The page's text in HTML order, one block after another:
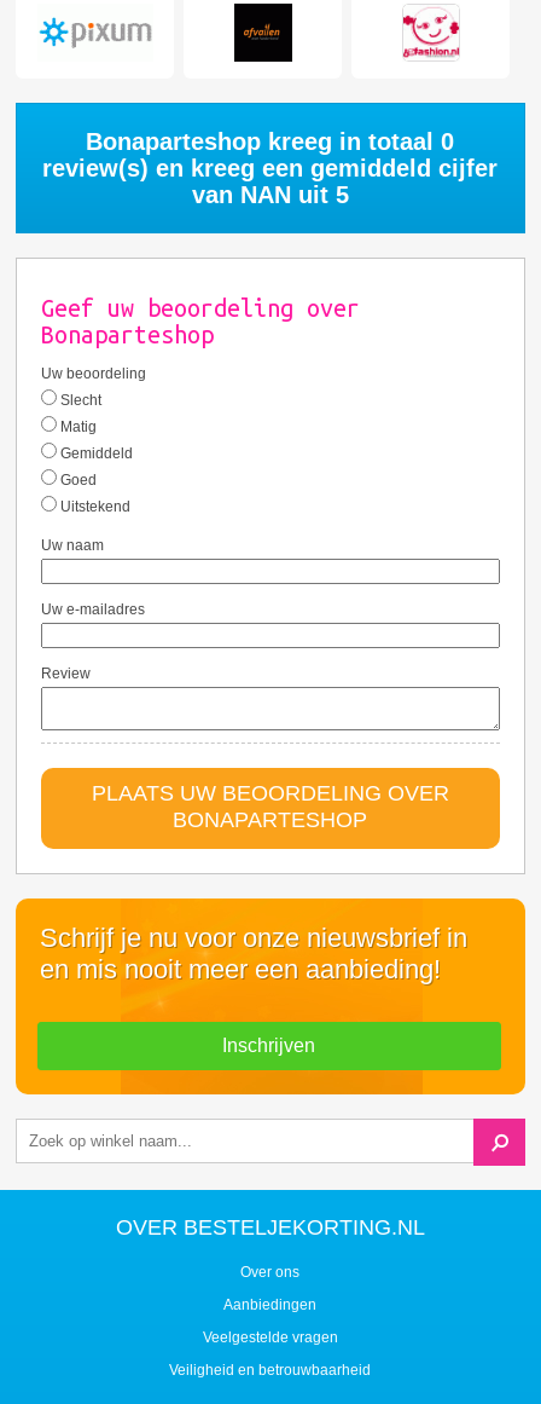
Bonaparteshop kreeg in totaal0
review(s) en kreeg een gemiddeld cijfer
van NAN uit 5
Geef uw beoordeling over
Bonaparteshop
Uw beoordeling
Slecht
Matig
Gemiddeld
Goed
Uitstekend
Uw naam
Uw e-mailadres
Review
PLAATS UW BEOORDELING OVER
BONAPARTESHOP
Schrijf je nu voor onze nieuwsbrief in
en mis nooit meer een aanbieding!
Inschrijven
OVER BESTELJEKORTING.NL
Over ons
Aanbiedingen
Veelgestelde vragen
Veiligheid en betrouwbaarheid